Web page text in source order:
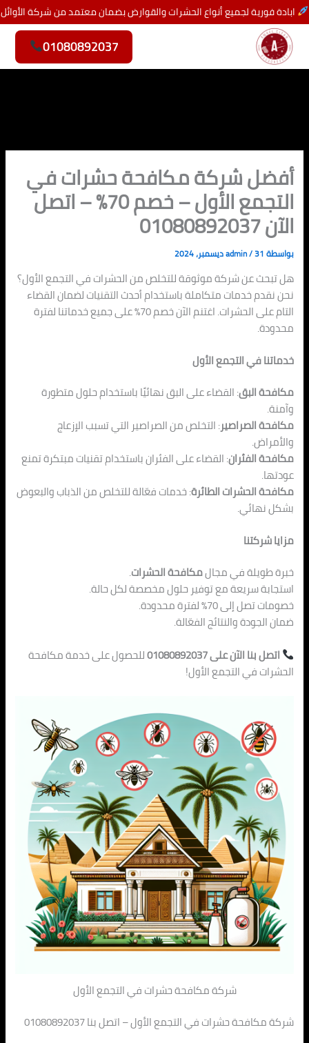
تخطي
إلى
المحتوى
ابادة فورية لجميع أنواع الحشرات والقوارض بضمان معتمد من شركة الأوائل
01080892037
أفضل شركة مكافحة حشرات في
التجمع الأول – خصم 70% – اتصل
الآن 01080892037
بواسطة admin/31 ديسمبر، 2024
هل تبحث عن شركة موثوقة للتخلص من الحشرات في التجمع الأول؟
نحن نقدم خدمات متكاملة باستخدام أحدث التقنيات لضمان القضاء
التام على الحشرات. اغتنم الآن خصم 70% على جميع خدماتنا لفترة
محدودة.
خدماتنا في التجمع الأول
مكافحة البق: القضاء على البق نهائيًا باستخدام حلول متطورة
وآمنة.
مكافحة الصراصير: التخلص من الصراصير التي تسبب الإزعاج
والأمراض.
مكافحة الفئران: القضاء على الفئران باستخدام تقنيات مبتكرة تمنع
عودتها.
مكافحة الحشرات الطائرة: خدمات فعّالة للتخلص من الذباب والبعوض
بشكل نهائي.
مزايا شركتنا
خبرة طويلة في مجالمكافحة الحشرات.
استجابة سريعة مع توفير حلول مخصصة لكل حالة.
خصومات تصل إلى 70% لفترة محدودة.
ضمان الجودة والنتائج الفعّالة.
اتصل بنا الآن على 01080892037
للحصول على خدمة مكافحة
الحشرات في التجمع الأول!
شركة مكافحة حشرات في التجمع الأول
شركة مكافحة حشرات في التجمع الأول – اتصل بنا 01080892037